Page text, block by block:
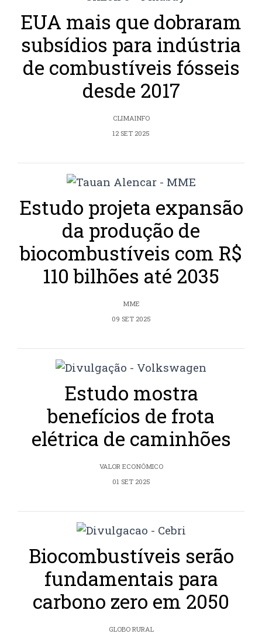
EUA mais que dobraram
subsídios para indústria
de combustíveis fósseis
desde 2017
CLIMAINFO
12 SET 2025
Estudo projeta expansão
da produção de
biocombustíveis com R$
110 bilhões até 2035
MME
09 SET 2025
Estudo mostra
benefícios de frota
elétrica de caminhões
VALOR ECONÔMICO
01 SET 2025
Biocombustíveis serão
fundamentais para
carbono zero em 2050
GLOBO RURAL